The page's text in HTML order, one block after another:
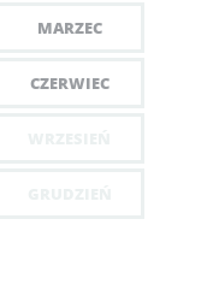
MARZEC
CZERWIEC